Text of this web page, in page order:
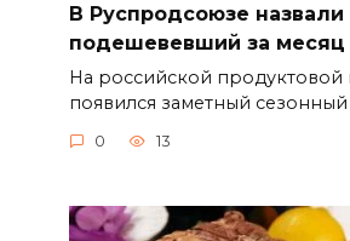
В Руспродсоюзе
подешевевший за месяц
На российской продуктовой
появился заметный сезонный
0 13